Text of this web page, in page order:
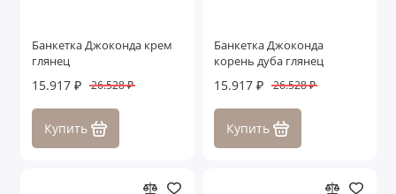
Банкетка Джоконда крем
глянец
15.917 ₽ 26.528 ₽
Купить
Банкетка Джоконда
корень дуба глянец
15.917 ₽ 26.528 ₽
Купить